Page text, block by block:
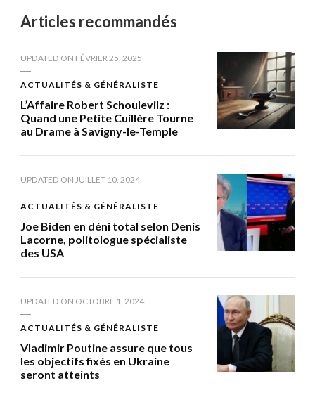
Articles recommandés
UPDATED ON FÉVRIER 25, 2025
ACTUALITÉS & GÉNÉRALISTE
L’Affaire Robert Schoulevilz :
Quand une Petite Cuillère Tourne
au Drame à Savigny-le-Temple
UPDATED ON JUILLET 10, 2024
ACTUALITÉS & GÉNÉRALISTE
Joe Biden en déni total selon Denis
Lacorne, politologue spécialiste
des USA
UPDATED ON OCTOBRE 1, 2024
ACTUALITÉS & GÉNÉRALISTE
Vladimir Poutine assure que tous
les objectifs fixés en Ukraine
seront atteints